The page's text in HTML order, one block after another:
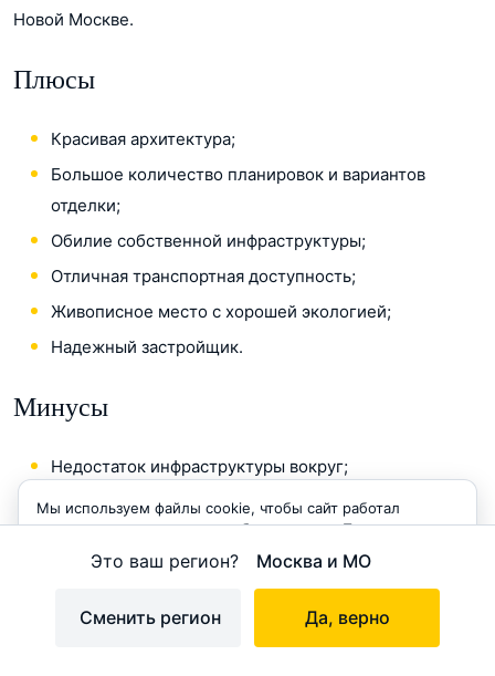
Это ваш регион? Москва и МО
Сменить регион Да, верно
Новой Москве.
Плюсы
Красивая архитектура;
Большое количество планировок и вариантов
отделки;
Обилие собственной инфраструктуры;
Отличная транспортная доступность;
Живописное место с хорошей экологией;
Надежный застройщик.
Минусы
Недостаток инфраструктуры вокруг;
Стройка продлится до 2023 года.
Мы используем файлы cookie, чтобы сайт работал
корректно и становился удобнее для вас. Продолжая
Принимаю